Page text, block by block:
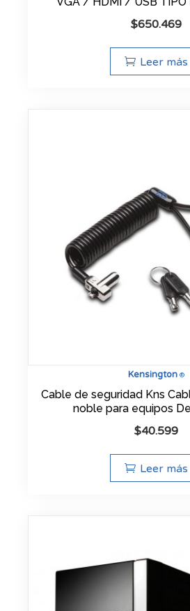
$650.469
Leer más
Kensington®
Cable de seguridad Kns
noble para equipos
$40.599
Leer más